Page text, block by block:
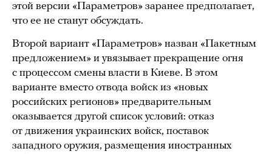
этой версии «Параметров» заранее предполагает,
что ее не станут обсуждать.
Второй вариант «Параметров» назван «Пакетным
предложением» и увязывает прекращение огня
с процессом смены власти в Киеве. В этом
варианте вместо отвода войск из «новых
российских регионов» предварительным
оказывается другой список условий: отказ
от движения украинских войск, поставок
западного оружия, размещения иностранных